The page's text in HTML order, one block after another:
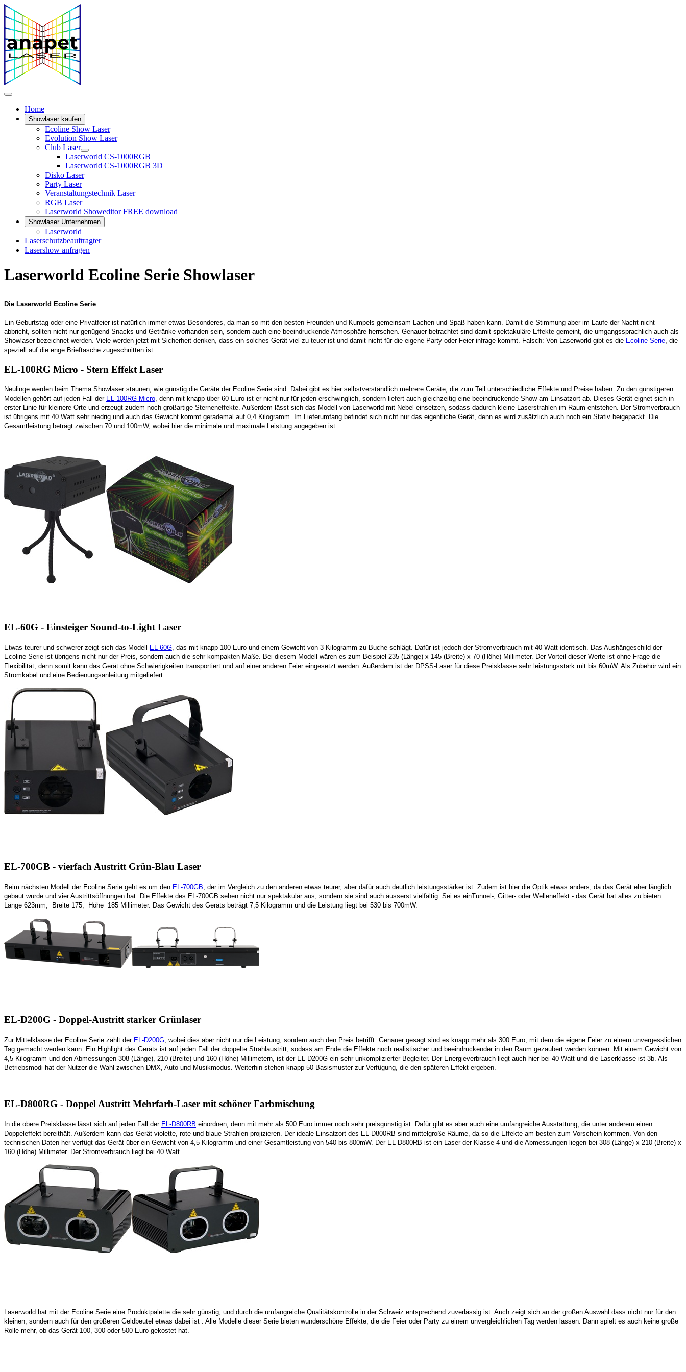
Home
Showlaser kaufen
Ecoline Show Laser
Evolution Show Laser
Club Laser
Laserworld CS-1000RGB
Laserworld CS-1000RGB 3D
Disko Laser
Party Laser
Veranstaltungstechnik Laser
RGB Laser
Laserworld Showeditor FREE download
Showlaser Unternehmen
Laserworld
Laserschutzbeauftragter
Lasershow anfragen
Laserworld Ecoline Serie Showlaser
Die Laserworld Ecoline Serie
Ein Geburtstag oder eine Privatfeier ist natürlich immer etwas Besonderes, da man so mit den besten Freunden und Kumpels gemeinsam Lachen und Spaß haben kann. Damit die Stimmung aber im Laufe der Nacht nicht
abbricht, sollten nicht nur genügend Snacks und Getränke vorhanden sein, sondern auch eine beeindruckende Atmosphäre herrschen. Genauer betrachtet sind damit spektakuläre Effekte gemeint, die umgangssprachlich auch als
Showlaser bezeichnet werden. Viele werden jetzt mit Sicherheit denken, dass ein solches Gerät viel zu teuer ist und damit nicht für die eigene Party oder Feier infrage kommt. Falsch: Von Laserworld gibt es die Ecoline Serie , die
speziell auf die enge Brieftasche zugeschnitten ist.
EL-100RG Micro - Stern Effekt Laser
Neulinge werden beim Thema Showlaser staunen, wie günstig die Geräte der Ecoline Serie sind. Dabei gibt es hier selbstverständlich mehrere Geräte, die zum Teil unterschiedliche Effekte und Preise haben. Zu den günstigeren
Modellen gehört auf jeden Fall der EL-100RG Micro, denn mit knapp über 60 Euro ist er nicht nur für jeden erschwinglich, sondern liefert auch gleichzeitig eine beeindruckende Show am Einsatzort ab. Dieses Gerät eignet sich in
erster Linie für kleinere Orte und erzeugt zudem noch großartige Sterneneffekte. Außerdem lässt sich das Modell von Laserworld mit Nebel einsetzen, sodass dadurch kleine Laserstrahlen im Raum entstehen. Der Stromverbrauch
ist übrigens mit 40 Watt sehr niedrig und auch das Gewicht kommt gerademal auf 0,4 Kilogramm. Im Lieferumfang befindet sich nicht nur das eigentliche Gerät, denn es wird zusätzlich auch noch ein Stativ beigepackt. Die
Gesamtleistung beträgt zwischen 70 und 100mW, wobei hier die minimale und maximale Leistung angegeben ist.
EL-60G - Einsteiger Sound-to-Light Laser
Etwas teurer und schwerer zeigt sich das Modell EL-60G , das mit knapp 100 Euro und einem Gewicht von 3 Kilogramm zu Buche schlägt. Dafür ist jedoch der Stromverbrauch mit 40 Watt identisch. Das Aushängeschild der
Ecoline Serie ist übrigens nicht nur der Preis, sondern auch die sehr kompakten Maße. Bei diesem Modell wären es zum Beispiel 235 (Länge) x 145 (Breite) x 70 (Höhe) Millimeter. Der Vorteil dieser Werte ist ohne Frage die
Flexibilität, denn somit kann das Gerät ohne Schwierigkeiten transportiert und auf einer anderen Feier eingesetzt werden. Außerdem ist der DPSS-Laser für diese Preisklasse sehr leistungsstark mit bis 60mW. Als Zubehör wird ein
Stromkabel und eine Bedienungsanleitung mitgeliefert.
EL-700GB - vierfach Austritt Grün-Blau Laser
Beim nächsten Modell der Ecoline Serie geht es um den EL-700GB, der im Vergleich zu den anderen etwas teurer, aber dafür auch deutlich leistungsstärker ist. Zudem ist hier die Optik etwas anders, da das Gerät eher länglich
gebaut wurde und vier Austrittsöffnungen hat. Die Effekte des EL-700GB sehen nicht nur spektakulär aus, sondern sie sind auch äusserst vielfältig. Sei es einTunnel-, Gitter- oder Welleneffekt - das Gerät hat alles zu bieten.
Länge 623mm, Breite 175, Höhe 185 Millimeter. Das Gewicht des Geräts beträgt 7,5 Kilogramm und die Leistung liegt bei 530 bis 700mW.
EL-D200G - Doppel-Austritt starker Grünlaser
Zur Mittelklasse der Ecoline Serie zählt der EL-D200G , wobei dies aber nicht nur die Leistung, sondern auch den Preis betrifft. Genauer gesagt sind es knapp mehr als 300 Euro, mit dem die eigene Feier zu einem unvergesslichen
Tag gemacht werden kann. Ein Highlight des Geräts ist auf jeden Fall der doppelte Strahlaustritt, sodass am Ende die Effekte noch realistischer und beeindruckender in den Raum gezaubert werden können. Mit einem Gewicht von
4,5 Kilogramm und den Abmessungen 308 (Länge), 210 (Breite) und 160 (Höhe) Millimetern, ist der EL-D200G ein sehr unkomplizierter Begleiter. Der Energieverbrauch liegt auch hier bei 40 Watt und die Laserklasse ist 3b. Als
Betriebsmodi hat der Nutzer die Wahl zwischen DMX, Auto und Musikmodus. Weiterhin stehen knapp 50 Basismuster zur Verfügung, die den späteren Effekt ergeben.
EL-D800RG - Doppel Austritt Mehrfarb-Laser mit schöner Farbmischung
In die obere Preisklasse lässt sich auf jeden Fall der EL-D800RB einordnen, denn mit mehr als 500 Euro immer noch sehr preisgünstig ist. Dafür gibt es aber auch eine umfangreiche Ausstattung, die unter anderem einen
Doppeleffekt bereithält. Außerdem kann das Gerät violette, rote und blaue Strahlen projizieren. Der ideale Einsatzort des EL-D800RB sind mittelgroße Räume, da so die Effekte am besten zum Vorschein kommen. Von den
technischen Daten her verfügt das Gerät über ein Gewicht von 4,5 Kilogramm und einer Gesamtleistung von 540 bis 800mW. Der EL-D800RB ist ein Laser der Klasse 4 und die Abmessungen liegen bei 308 (Länge) x 210 (Breite) x
160 (Höhe) Millimeter. Der Stromverbrauch liegt bei 40 Watt.
Laserworld hat mit der Ecoline Serie eine Produktpalette die sehr günstig, und durch die umfangreiche Qualitätskontrolle in der Schweiz entsprechend zuverlässig ist. Auch zeigt sich an der großen Auswahl dass nicht nur für den
kleinen, sondern auch für den größeren Geldbeutel etwas dabei ist . Alle Modelle dieser Serie bieten wunderschöne Effekte, die die Feier oder Party zu einem unvergleichlichen Tag werden lassen. Dann spielt es auch keine große
Rolle mehr, ob das Gerät 100, 300 oder 500 Euro gekostet hat.